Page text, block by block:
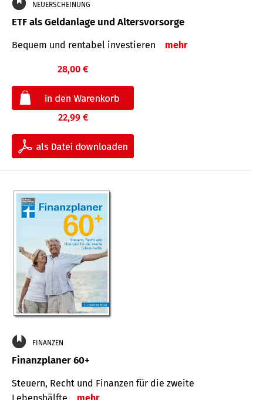
NEUERSCHEINUNG
ETF als Geldanlage und Altersvorsorge
Bequem und rentabel investieren mehr
28,00 €
22,99 €
FINANZEN
Finanzplaner 60+
Steuern, Recht und Finanzen für die zweite
Lebenshälfte
mehr